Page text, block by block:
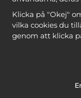
Copyright
Klicka på "Okej"
vilka cookies du
genom att klicka